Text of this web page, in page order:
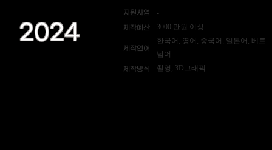
2024
지원사업 -
제작예산 3000 만원 이상
제작언어
한국어, 영어, 중국어, 일본어, 베트
남어
제작방식 촬영, 3D그래픽